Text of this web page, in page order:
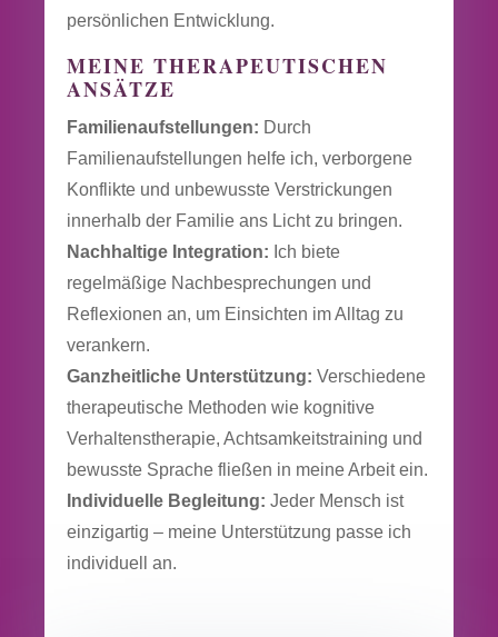
persönlichen Entwicklung.
MEINE THERAPEUTISCHEN
ANSÄTZE
Familienaufstellungen: Durch
Familienaufstellungen helfe ich, verborgene
Konflikte und unbewusste Verstrickungen
innerhalb der Familie ans Licht zu bringen.
Nachhaltige Integration: Ich biete
regelmäßige Nachbesprechungen und
Reflexionen an, um Einsichten im Alltag zu
verankern.
Ganzheitliche Unterstützung: Verschiedene
therapeutische Methoden wie kognitive
Verhaltenstherapie, Achtsamkeitstraining und
bewusste Sprache fließen in meine Arbeit ein.
Individuelle Begleitung: Jeder Mensch ist
einzigartig – meine Unterstützung passe ich
individuell an.